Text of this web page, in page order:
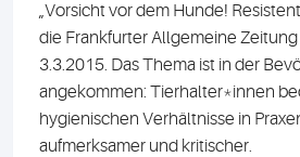
„Vorsicht vor dem Hunde!
die Frankfurter Allgemeine
3.3.2015. Das Thema ist in der
angekommen: Tierhalter*innen
hygienischen Verhältnisse in
aufmerksamer und kritischer.